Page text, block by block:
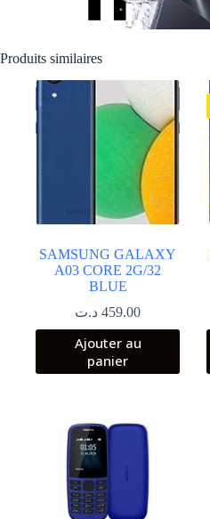
Produits similaires
SAMSUNG GALAXY
A03 CORE 2G/32
BLUE
459.00 د.ت
Ajouter au
panier